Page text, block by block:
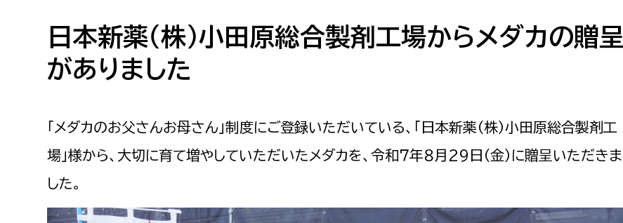
高校生・大学生など
若者
高齢者
障がい者
防災・安全
地域経済
市税総務課
市民税課
人権・男女共同参画課
戸籍住民課
図書館
日本新薬（株）小田原総合製剤工場からメダカの贈呈
がありました
「メダカのお父さんお母さん」制度にご登録いただいている、「日本新薬（株）小田原総合製剤工
場」様から、大切に育て増やしていただいたメダカを、令和７年８月29日（金）に贈呈いただきま
した。